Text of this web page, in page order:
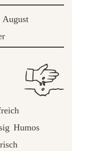
August
Humos